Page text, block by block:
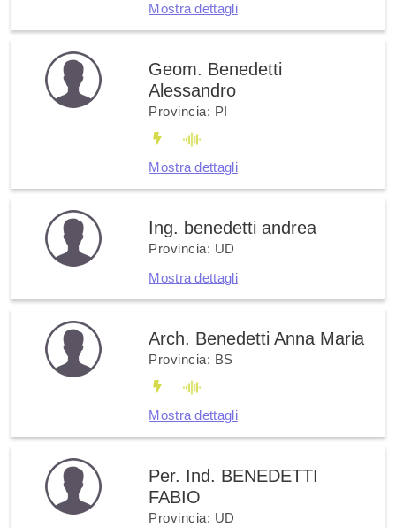
Mostra dettagli
Geom. Benedetti
Alessandro
Provincia: PI
Mostra dettagli
Ing. benedetti andrea
Provincia: UD
Mostra dettagli
Arch. Benedetti Anna Maria
Provincia: BS
Mostra dettagli
Per. Ind. BENEDETTI
FABIO
Provincia: UD